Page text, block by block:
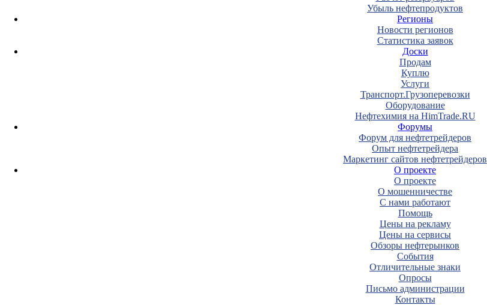
Убыль нефтепродуктов
Регионы
Новости регионов
Статистика заявок
Доски
Продам
Куплю
Услуги
Транспорт.Грузоперевозки
Оборудование
Нефтехимия на HimTrade.RU
Форумы
Форум для нефтетрейдеров
Опыт нефтетрейдера
Маркетинг сайтов нефтетрейдеров
О проекте
О проекте
О мошенничестве
С нами работают
Помощь
Цены на рекламу
Цены на сервисы
Обзоры нефтерынков
События
Отличительные знаки
Опросы
Письмо администрации
Контакты